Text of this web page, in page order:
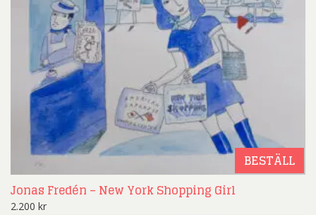
BESTÄLL
Jonas Fredén – New York Shopping Girl
2.200 kr